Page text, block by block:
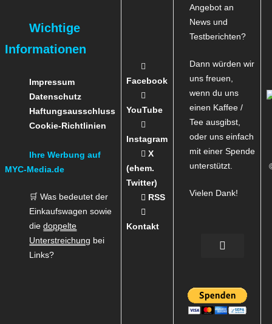
Wichtige
Informationen
Impressum
Datenschutz
Haftungsausschluss
Cookie-Richtlinien
Ihre Werbung auf
MYC-Media.de
🛒 Was bedeutet der
Einkaufswagen sowie
diedoppelte
Unterstreichung bei
Links?
Facebook
YouTube
Instagram
X
(ehem.
Twitter)
RSS
Kontakt
Angebot an
News und
Testberichten?
Dann würden wir
uns freuen,
wenn du uns
einen Kaffee /
Tee ausgibst,
oder uns einfach
mit einer Spende
unterstützt.
Vielen Dank!